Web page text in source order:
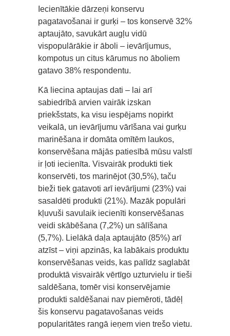
Iecienītākie dārzeņi konservu
pagatavošanai ir gurķi – tos konservē 32%
aptaujāto, savukārt augļu vidū
vispopulārākie ir āboli – ievārījumus,
kompotus un citus kārumus no āboliem
gatavo 38% respondentu.
Kā liecina aptaujas dati – lai arī
sabiedrībā arvien vairāk izskan
priekšstats, ka visu iespējams nopirkt
veikalā, un ievārījumu vārīšana vai gurķu
marinēšana ir domāta omītēm laukos,
konservēšana mājās patiesībā mūsu valstī
ir ļoti iecienīta. Visvairāk produkti tiek
konservēti, tos marinējot (30,5%), taču
bieži tiek gatavoti arī ievārījumi (23%) vai
sasaldēti produkti (21%). Mazāk populāri
kļuvuši savulaik iecienīti konservēšanas
veidi skābēšana (7,2%) un sālīšana
(5,7%). Lielākā daļa aptaujāto (85%) arī
atzīst – viņi apzinās, ka labākais produktu
konservēšanas veids, kas palīdz saglabāt
produktā visvairāk vērtīgo uzturvielu ir tieši
saldēšana, tomēr visi konservējamie
produkti saldēšanai nav piemēroti, tādēļ
šis konservu pagatavošanas veids
popularitātes rangā ieņem vien trešo vietu.